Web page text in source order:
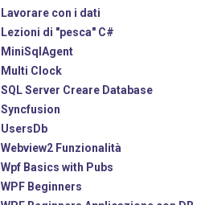
Lavorare con i dati
Lezioni di "pesca" C#
MiniSqlAgent
Multi Clock
SQL Server Creare Database
Syncfusion
UsersDb
Webview2 Funzionalità
Wpf Basics with Pubs
WPF Beginners